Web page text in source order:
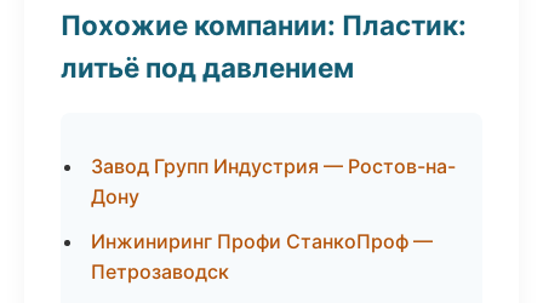
Похожие компании: Пластик:
литьё под давлением
Завод Групп Индустрия — Ростов-на-
Дону
Инжиниринг Профи СтанкоПроф —
Петрозаводск